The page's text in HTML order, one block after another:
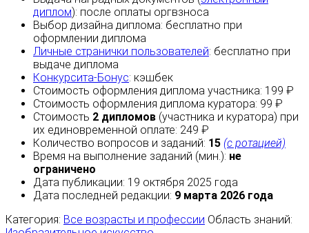
диплом): после оплаты оргвзноса
Выбор дизайна диплома: бесплатно при
оформлении диплома
Личные странички пользователей: бесплатно при
выдаче диплома
Конкурсита-Бонус: кэшбек
Стоимость оформления диплома участника: 199 ₽
Стоимость оформления диплома куратора: 99 ₽
Стоимость 2 дипломов (участника и куратора) при
их единовременной оплате: 249 ₽
Количество вопросов и заданий: 15 (с ротацией)
Время на выполнение заданий (мин.): не
ограничено
Дата публикации: 19 октября 2025 года
Дата последней редакции: 9 марта 2026 года
Категория: Все возрасты и профессии Область знаний: